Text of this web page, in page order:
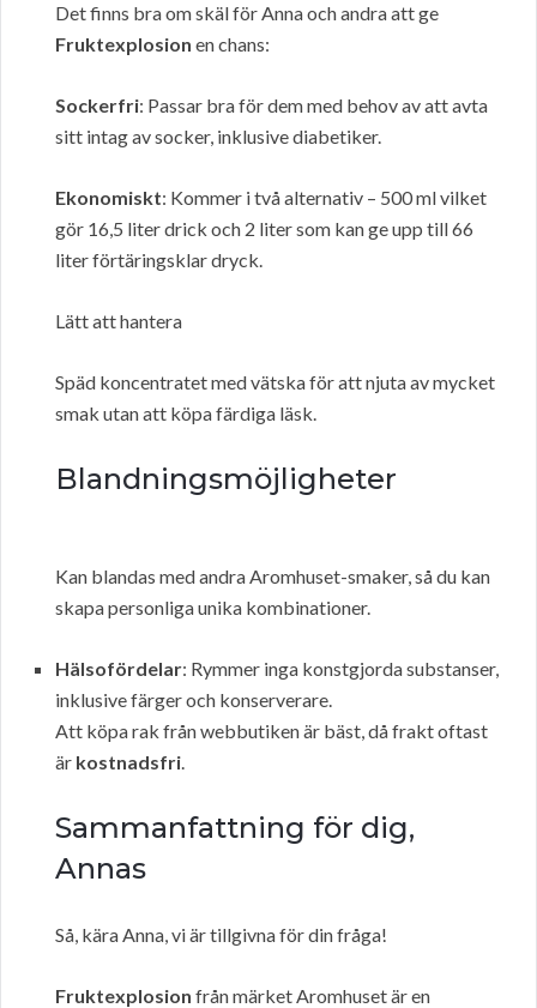
Det finns bra om skäl för Anna och andra att ge
Fruktexplosion en chans:
Sockerfri: Passar bra för dem med behov av att avta
sitt intag av socker, inklusive diabetiker.
Ekonomiskt: Kommer i två alternativ – 500 ml vilket
gör 16,5 liter drick och 2 liter som kan ge upp till 66
liter förtäringsklar dryck.
Lätt att hantera
Späd koncentratet med vätska för att njuta av mycket
smak utan att köpa färdiga läsk.
Blandningsmöjligheter
Kan blandas med andra Aromhuset-smaker, så du kan
skapa personliga unika kombinationer.
Hälsofördelar: Rymmer inga konstgjorda substanser,
inklusive färger och konserverare.
Att köpa rak från webbutiken är bäst, då frakt oftast
är kostnadsfri.
Sammanfattning för dig,
Annas
Så, kära Anna, vi är tillgivna för din fråga!
Fruktexplosion från märket Aromhuset är en